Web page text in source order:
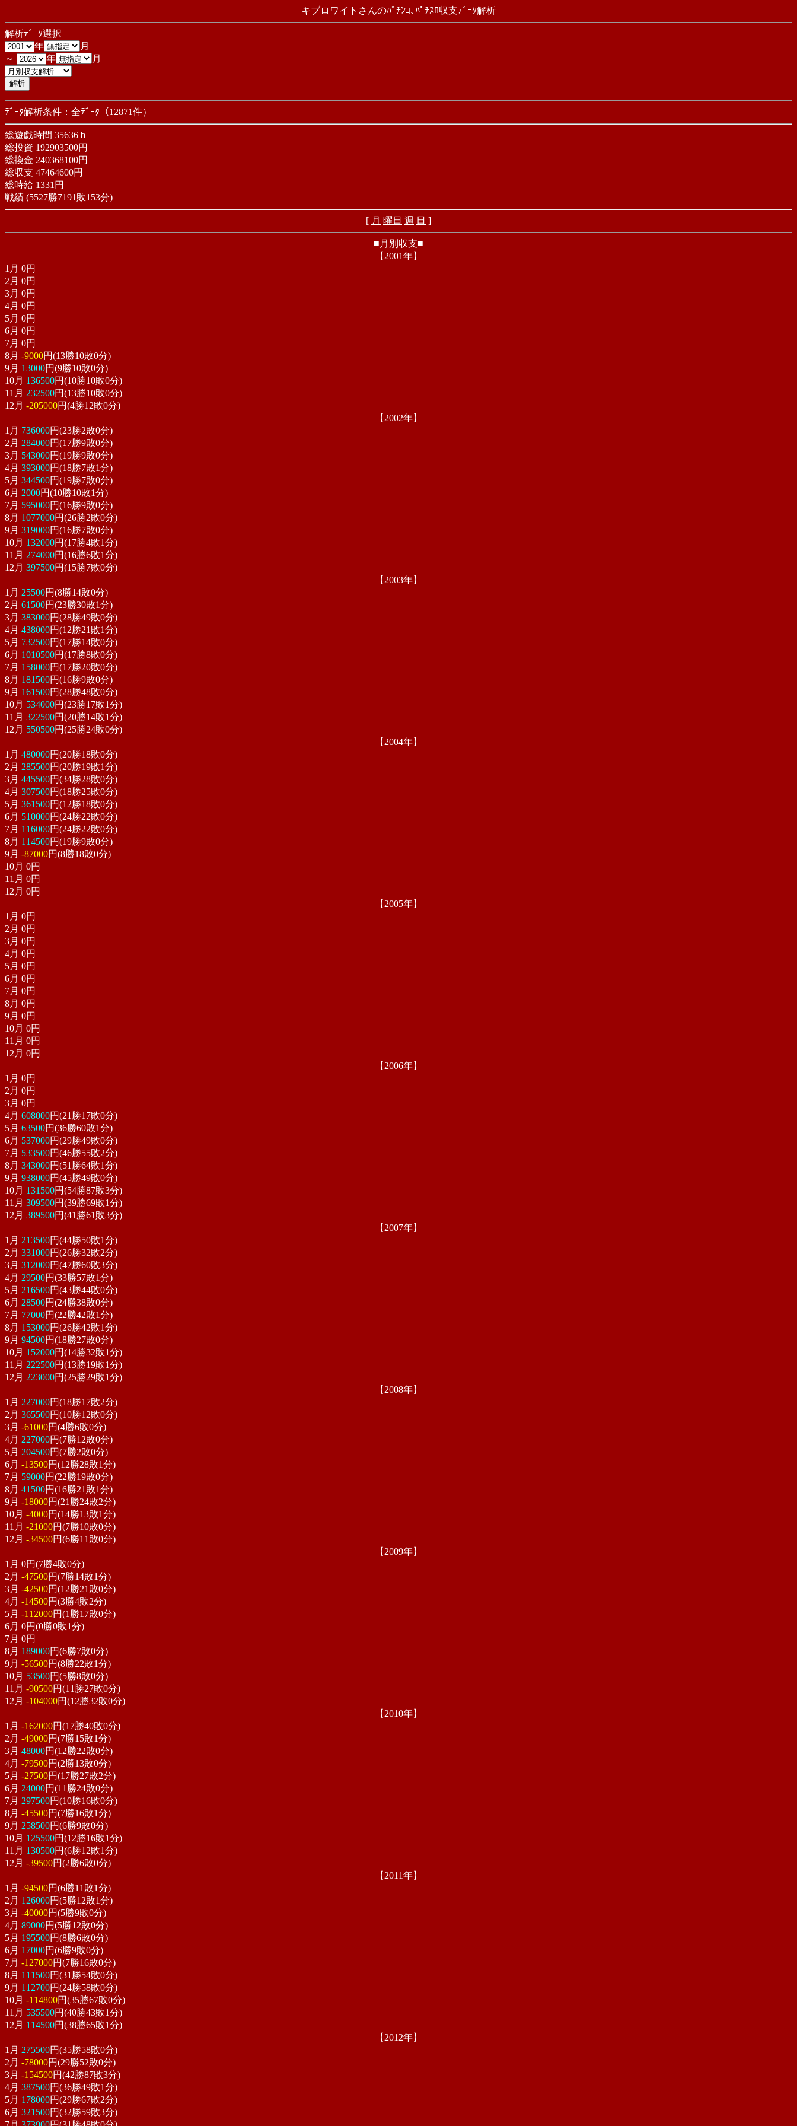
キブロワイトさんのﾊﾟﾁﾝｺ､ﾊﾟﾁｽﾛ収支ﾃﾞｰﾀ解析
解析ﾃﾞｰﾀ選択
年
月
～
年 月
ﾃﾞｰﾀ解析条件： 全ﾃﾞｰﾀ（12871件）
総遊戯時間 35636ｈ
総投資 192903500円
総換金 240368100円
総収支 47464600円
総時給 1331円
戦績 (5527勝7191敗153分)
[ 月 曜日 週 日 ]
■月別収支■
【2001年】
1月 0円
2月 0円
3月 0円
4月 0円
5月 0円
6月 0円
7月 0円
8月 -9000円(13勝10敗0分)
9月 13000円(9勝10敗0分)
10月 136500円(10勝10敗0分)
11月 232500円(13勝10敗0分)
12月 -205000円(4勝12敗0分)
【2002年】
1月 736000円(23勝2敗0分)
2月 284000円(17勝9敗0分)
3月 543000円(19勝9敗0分)
4月 393000円(18勝7敗1分)
5月 344500円(19勝7敗0分)
6月 2000円(10勝10敗1分)
7月 595000円(16勝9敗0分)
8月 1077000円(26勝2敗0分)
9月 319000円(16勝7敗0分)
10月 132000円(17勝4敗1分)
11月 274000円(16勝6敗1分)
12月 397500円(15勝7敗0分)
【2003年】
1月 25500円(8勝14敗0分)
2月 61500円(23勝30敗1分)
3月 383000円(28勝49敗0分)
4月 438000円(12勝21敗1分)
5月 732500円(17勝14敗0分)
6月 1010500円(17勝8敗0分)
7月 158000円(17勝20敗0分)
8月 181500円(16勝9敗0分)
9月 161500円(28勝48敗0分)
10月 534000円(23勝17敗1分)
11月 322500円(20勝14敗1分)
12月 550500円(25勝24敗0分)
【2004年】
1月 480000円(20勝18敗0分)
2月 285500円(20勝19敗1分)
3月 445500円(34勝28敗0分)
4月 307500円(18勝25敗0分)
5月 361500円(12勝18敗0分)
6月 510000円(24勝22敗0分)
7月 116000円(24勝22敗0分)
8月 114500円(19勝9敗0分)
9月 -87000円(8勝18敗0分)
10月 0円
11月 0円
12月 0円
【2005年】
1月 0円
2月 0円
3月 0円
4月 0円
5月 0円
6月 0円
7月 0円
8月 0円
9月 0円
10月 0円
11月 0円
12月 0円
【2006年】
1月 0円
2月 0円
3月 0円
4月 608000円(21勝17敗0分)
5月 63500円(36勝60敗1分)
6月 537000円(29勝49敗0分)
7月 533500円(46勝55敗2分)
8月 343000円(51勝64敗1分)
9月 938000円(45勝49敗0分)
10月 131500円(54勝87敗3分)
11月 309500円(39勝69敗1分)
12月 389500円(41勝61敗3分)
【2007年】
1月 213500円(44勝50敗1分)
2月 331000円(26勝32敗2分)
3月 312000円(47勝60敗3分)
4月 29500円(33勝57敗1分)
5月 216500円(43勝44敗0分)
6月 28500円(24勝38敗0分)
7月 77000円(22勝42敗1分)
8月 153000円(26勝42敗1分)
9月 94500円(18勝27敗0分)
10月 152000円(14勝32敗1分)
11月 222500円(13勝19敗1分)
12月 223000円(25勝29敗1分)
【2008年】
1月 227000円(18勝17敗2分)
2月 365500円(10勝12敗0分)
3月 -61000円(4勝6敗0分)
4月 227000円(7勝12敗0分)
5月 204500円(7勝2敗0分)
6月 -13500円(12勝28敗1分)
7月 59000円(22勝19敗0分)
8月 41500円(16勝21敗1分)
9月 -18000円(21勝24敗2分)
10月 -4000円(14勝13敗1分)
11月 -21000円(7勝10敗0分)
12月 -34500円(6勝11敗0分)
【2009年】
1月 0円(7勝4敗0分)
2月 -47500円(7勝14敗1分)
3月 -42500円(12勝21敗0分)
4月 -14500円(3勝4敗2分)
5月 -112000円(1勝17敗0分)
6月 0円(0勝0敗1分)
7月 0円
8月 189000円(6勝7敗0分)
9月 -56500円(8勝22敗1分)
10月 53500円(5勝8敗0分)
11月 -90500円(11勝27敗0分)
12月 -104000円(12勝32敗0分)
【2010年】
1月 -162000円(17勝40敗0分)
2月 -49000円(7勝15敗1分)
3月 48000円(12勝22敗0分)
4月 -79500円(2勝13敗0分)
5月 -27500円(17勝27敗2分)
6月 24000円(11勝24敗0分)
7月 297500円(10勝16敗0分)
8月 -45500円(7勝16敗1分)
9月 258500円(6勝9敗0分)
10月 125500円(12勝16敗1分)
11月 130500円(6勝12敗1分)
12月 -39500円(2勝6敗0分)
【2011年】
1月 -94500円(6勝11敗1分)
2月 126000円(5勝12敗1分)
3月 -40000円(5勝9敗0分)
4月 89000円(5勝12敗0分)
5月 195500円(8勝6敗0分)
6月 17000円(6勝9敗0分)
7月 -127000円(7勝16敗0分)
8月 111500円(31勝54敗0分)
9月 112700円(24勝58敗0分)
10月 -114800円(35勝67敗0分)
11月 535500円(40勝43敗1分)
12月 114500円(38勝65敗1分)
【2012年】
1月 275500円(35勝58敗0分)
2月 -78000円(29勝52敗0分)
3月 -154500円(42勝87敗3分)
4月 387500円(36勝49敗1分)
5月 178000円(29勝67敗2分)
6月 321500円(32勝59敗3分)